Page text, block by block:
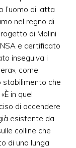
l’uomo di latta
nel regno di
di Molini
e certificato
inseguiva i
come
stabilimento che
in quel
di accendere
esistente da
colline che
di una lunga